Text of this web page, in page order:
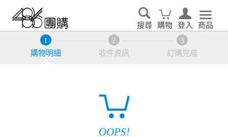
搜尋 購物 登入 商品
購物明細 收件資訊 訂購完成
OOPS!